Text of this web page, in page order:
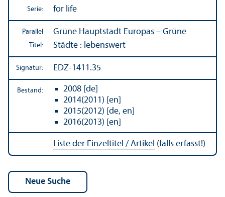
Serie:
for life
Parallel
Titel:
Grüne Hauptstadt Europas – Grüne
Städte : lebens­wert
Signatur: EDZ-1411.35
Bestand:
2008 [de]
2014(2011) [en]
2015(2012) [de, en]
2016(2013) [en]
Liste der Einzeltitel / Artikel (falls erfasst!)